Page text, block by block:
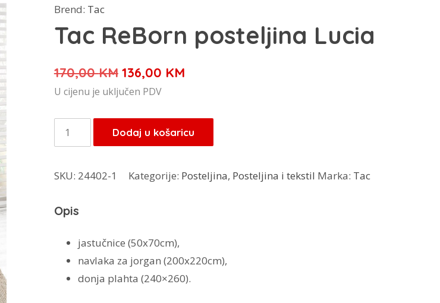
Brend: Tac
Tac ReBorn posteljina Lucia
170,00KM Izvorna
cijena
je:
170,00 KM.
136,00 KMTrenutna
136,00 KM.
U cijenu je uključen PDV
Tac
ReBorn
Lucia
Dodaj u košaricu
SKU: 24402-1 Kategorije: Posteljina, Posteljina i tekstil Marka: Tac
Opis
jastučnice (50x70cm),
navlaka za jorgan (200x220cm),
donja plahta (240×260).